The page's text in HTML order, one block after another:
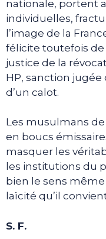
nationale, portent
individuelles,
l’image de la
félicite toutefois de
justice de la
HP, sanction
d’un calot.
Les musulmans
en boucs
masquer les
les institutions du
bien le sens
laïcité qu’il
S. F.